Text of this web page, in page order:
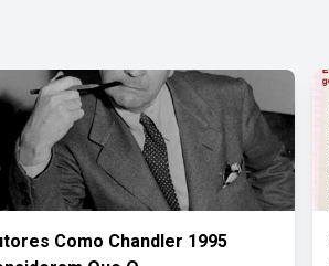
Como Chandler 1995